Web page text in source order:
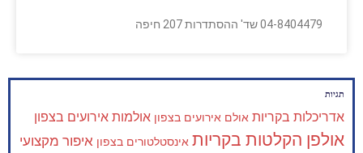
04-8404479 שד' ההסתדרות 207 חיפה
תגיות
אדריכלות בקריות אולם אירועים בצפון אולמות אירועים בצפון
אולפן הקלטות בקריות אינסטלטורים בצפון איפור מקצועי